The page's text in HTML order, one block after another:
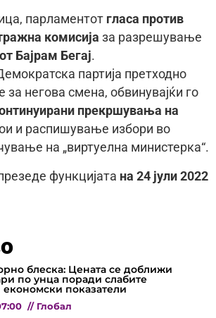
парламентот гласа против
комисија за разрешување
Бајрам Бегај.
партија претходно
негова смена, обвинувајќи го
прекршувања на
и распишување избори во
на „виртуелна министерка“.
функцијата на 24 јули 2022
блеска: Цената се доближи
по унца поради слабите
показатели
// Глобал